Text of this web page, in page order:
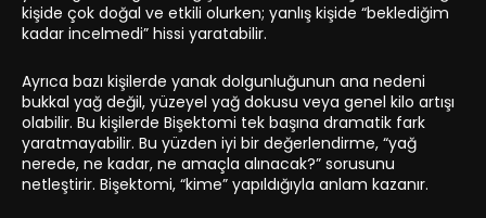
kişide çok doğal ve etkili olurken; yanlış kişide “beklediğim
kadar incelmedi” hissi yaratabilir.
Ayrıca bazı kişilerde yanak dolgunluğunun ana nedeni
bukkal yağ değil, yüzeyel yağ dokusu veya genel kilo artışı
olabilir. Bu kişilerde Bişektomi tek başına dramatik fark
yaratmayabilir. Bu yüzden iyi bir değerlendirme, “yağ
nerede, ne kadar, ne amaçla alınacak?” sorusunu
netleştirir. Bişektomi, “kime” yapıldığıyla anlam kazanır.